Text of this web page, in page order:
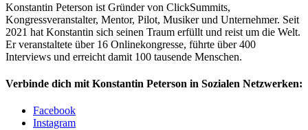
Konstantin Peterson ist Gründer von ClickSummits,
Kongressveranstalter, Mentor, Pilot, Musiker und Unternehmer. Seit
2021 hat Konstantin sich seinen Traum erfüllt und reist um die Welt.
Er veranstaltete über 16 Onlinekongresse, führte über 400
Interviews und erreicht damit 100 tausende Menschen.
Verbinde dich mit Konstantin Peterson in Sozialen Netzwerken:
Facebook
Instagram